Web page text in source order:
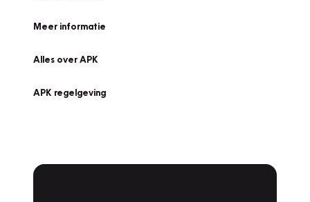
Meer informatie
Alles over APK
APK regelgeving